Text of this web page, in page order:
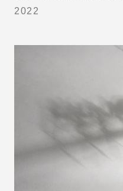
2022